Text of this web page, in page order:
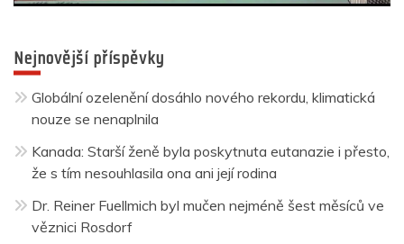
Nejnovější příspěvky
Globální ozelenění dosáhlo nového rekordu, klimatická
nouze se nenaplnila
Kanada: Starší ženě byla poskytnuta eutanazie i přesto,
že s tím nesouhlasila ona ani její rodina
Dr. Reiner Fuellmich byl mučen nejméně šest měsíců ve
věznici Rosdorf